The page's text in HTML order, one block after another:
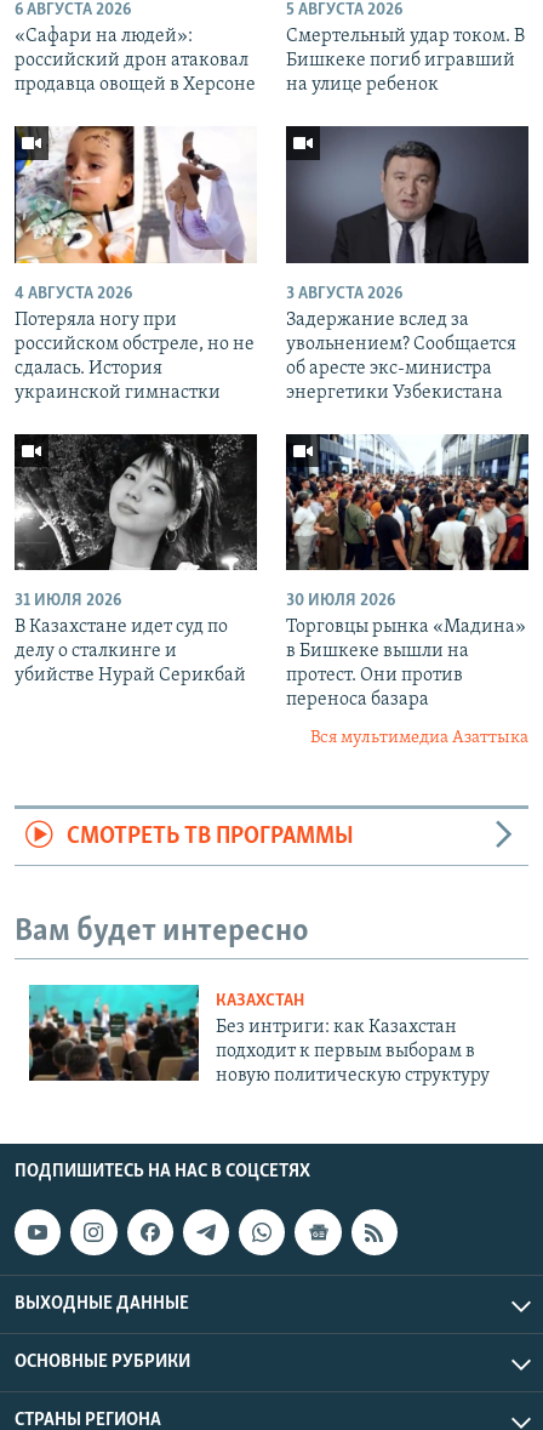
6 АВГУСТА 2026
«Cафари на людей»:
российский дрон атаковал
продавца овощей в Херсоне
5 АВГУСТА 2026
Смертельный удар током. В
Бишкеке погиб игравший
на улице ребенок
4 АВГУСТА 2026
Потеряла ногу при
российском обстреле, но не
сдалась. История
украинской гимнастки
3 АВГУСТА 2026
Задержание вслед за
увольнением? Сообщается
об аресте экс-министра
энергетики Узбекистана
31 ИЮЛЯ 2026
В Казахстане идет суд по
делу о сталкинге и
убийстве Нурай Серикбай
30 ИЮЛЯ 2026
Торговцы рынка «Мадина»
в Бишкеке вышли на
протест. Они против
переноса базара
Вся мультимедиа Азаттыка
СМОТРЕТЬ ТВ ПРОГРАММЫ
Вам будет интересно
КАЗАХСТАН
Без интриги: как Казахстан
подходит к первым выборам в
новую политическую структуру
ПОДПИШИТЕСЬ НА НАС В СОЦСЕТЯХ
ВЫХОДНЫЕ ДАННЫЕ
ОСНОВНЫЕ РУБРИКИ
СТРАНЫ РЕГИОНА